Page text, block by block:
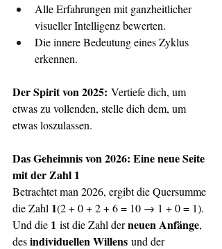
Alle Erfahrungen mit ganzheitlicher
visueller Intelligenz bewerten.
Die innere Bedeutung eines Zyklus
erkennen.
Der Spirit von 2025: Vertiefe dich, um
etwas zu vollenden, stelle dich dem, um
etwas loszulassen.
Das Geheimnis von 2026: Eine neue Seite
mit der Zahl 1
Betrachtet man 2026, ergibt die Quersumme
die Zahl 1(2 + 0 + 2 + 6 = 10 → 1 + 0 = 1).
Und die 1 ist die Zahl der neuen Anfänge,
des individuellen Willens und der